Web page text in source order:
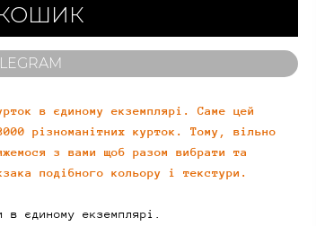
КОШИК
в єдиному екземплярі. Саме цей
різноманітних курток. Тому, вільно
з вами щоб разом вибрати та
подібного кольору і текстури.
в єдиному екземплярі.